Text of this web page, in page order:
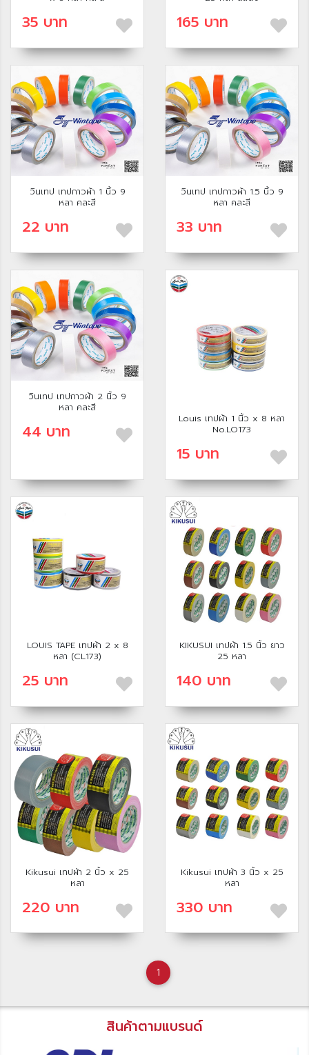
35 บาท 165 บาท
วินเทป เทปกาวผ้า 1 นิ้ว 9
หลา คละสี
22 บาท
วินเทป เทปกาวผ้า 1.5 นิ้ว 9
หลา คละสี
33 บาท
วินเทป เทปกาวผ้า 2 นิ้ว 9
หลา คละสี
44 บาท
Louis เทปผ้า 1 นิ้ว x 8 หลา
No.LO173
15 บาท
LOUIS TAPE เทปผ้า 2 x 8
หลา (CL173)
25 บาท
KIKUSUI เทปผ้า 1.5 นิ้ว ยาว
25 หลา
140 บาท
Kikusui เทปผ้า 2 นิ้ว x 25
หลา
220 บาท
Kikusui เทปผ้า 3 นิ้ว x 25
หลา
330 บาท
1
สินค้าตามแบรนด์